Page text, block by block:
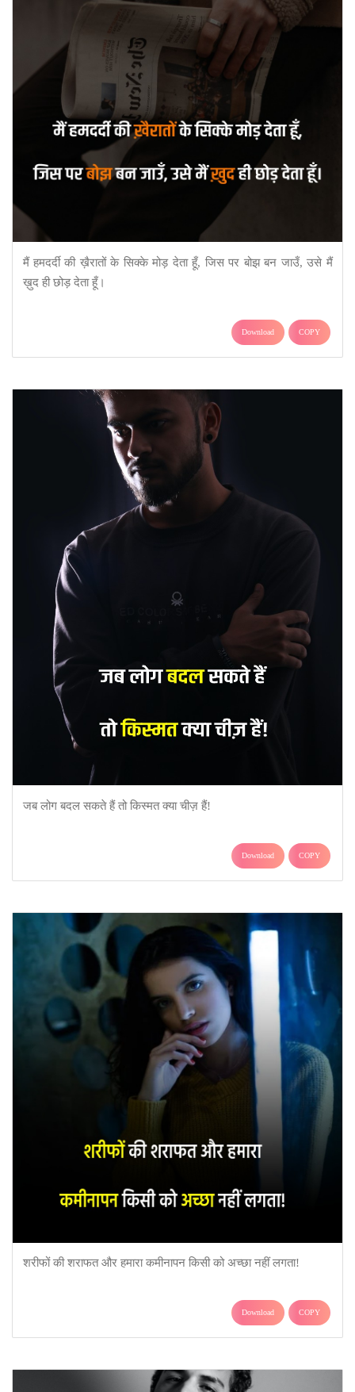
मैं हमदर्दी की ख़ैरातों के सिक्के मोड़ देता हूँ, जिस पर बोझ बन जाउँ, उसे मैं
ख़ुद ही छोड़ देता हूँ।
Download COPY
जब लोग बदल सकते हैं तो किस्मत क्या चीज़ हैं!
Download COPY
शरीफों की शराफत और हमारा कमीनापन किसी को अच्छा नहीं लगता!
Download COPY